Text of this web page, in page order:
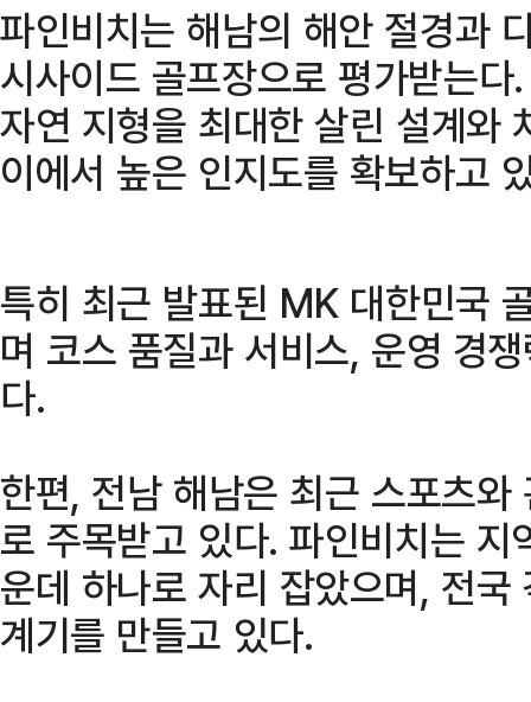
파인비치는 해남의 해안 절경과
시사이드 골프장으로 평가받는
자연 지형을 최대한 살린 설계와
이에서 높은 인지도를 확보하고
특히 최근 발표된 MK 대한민국
며 코스 품질과 서비스, 운영 경
다.
한편, 전남 해남은 최근 스포츠
로 주목받고 있다. 파인비치는
운데 하나로 자리 잡았으며, 전
계기를 만들고 있다.